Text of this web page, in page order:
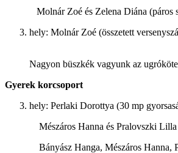
Molnár Zoé és Zelena Diána (páros
hely: Molnár Zoé (összetett
Nagyon büszkék vagyunk az
Gyerek korcsoport
hely: Perlaki Dorottya (30 mp
Mészáros Hanna és Pralovszki Lilla
Bányász Hanga, Mészáros